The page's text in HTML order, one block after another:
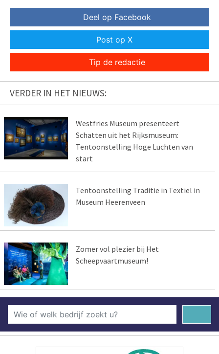
Deel op Facebook
Post op X
Tip de redactie
VERDER IN HET NIEUWS:
Westfries Museum presenteert
Schatten uit het Rijksmuseum:
Tentoonstelling Hoge Luchten van
start
Tentoonstelling Traditie in Textiel in
Museum Heerenveen
Zomer vol plezier bij Het
Scheepvaartmuseum!